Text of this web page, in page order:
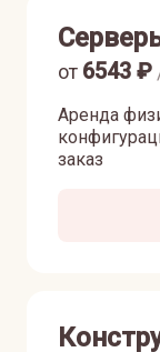
Аренда
заказ
от 6543 ₽